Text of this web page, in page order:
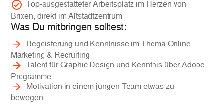
Top-ausgestatteter Arbeitsplatz im Herzen von
Brixen, direkt im Altstadtzentrum
Was Du mitbringen solltest:
Begeisterung und Kenntnisse im Thema Online-
Marketing & Recruiting
Talent für Graphic Design und Kenntnis über Adobe
Programme
Motivation in einem jungen Team etwas zu
bewegen